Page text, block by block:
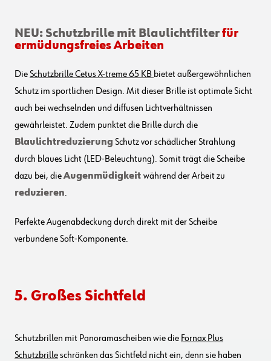
NEU: Schutzbrille mit Blaulichtfilter für
ermüdungsfreies Arbeiten
DieSchutzbrille Cetus X-treme 65 KB bietet außergewöhnlichen
Schutz im sportlichen Design. Mit dieser Brille ist optimale Sicht
auch bei wechselnden und diffusen Lichtverhältnissen
gewährleistet. Zudem punktet die Brille durch die
Blaulichtreduzierung Schutz vor schädlicher Strahlung
durch blaues Licht (LED-Beleuchtung). Somit trägt die Scheibe
dazu bei, dieAugenmüdigkeit während der Arbeit zu
reduzieren.
Perfekte Augenabdeckung durch direkt mit der Scheibe
verbundene Soft-Komponente.
5. Großes Sichtfeld
Schutzbrillen mit Panoramascheiben wie die Fornax Plus
Schutzbrilleschränken das Sichtfeld nicht ein, denn sie haben